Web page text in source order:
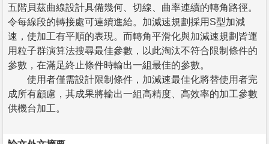
五階貝茲曲線設計具備幾何、切線、曲率連續的轉角路徑。
令每線段的轉接處可連續進給。加減速規劃採用S型加減
速，使加工有平順的表現。而轉角平滑化與加減速規劃皆運
用粒子群演算法搜尋最佳參數，以此淘汰不符合限制條件的
參數，在滿足終止條件時輸出一組最佳的參數。
使用者僅需設計限制條件，加減速最佳化將替使用者完
成所有顧慮，其成果將輸出一組高精度、高效率的加工參數
供機台加工。